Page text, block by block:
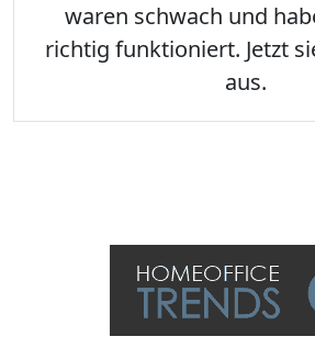
waren schwach und
richtig funktioniert. Jetzt
aus.